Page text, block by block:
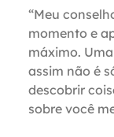
“Meu
momento e
máximo. Uma
assim não é
descobrir
sobre você